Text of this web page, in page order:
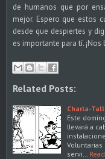
de humanos que por
mejor. Espero que estos
desde que despiertes y
es importante para tí. ¡Nos
Related Posts:
Charla-
Este
llevará a
Voluntarias
servi…